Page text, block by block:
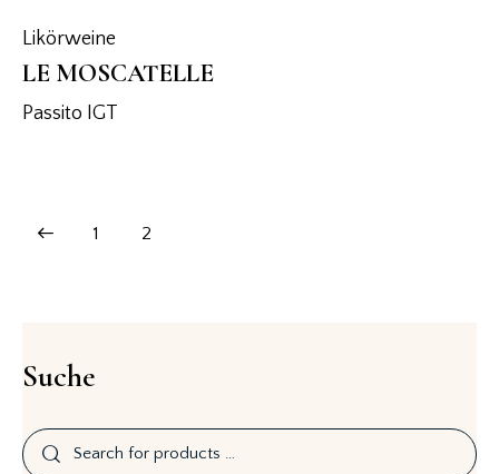
Likörweine
LE MOSCATELLE
Passito IGT
1 2
Suche